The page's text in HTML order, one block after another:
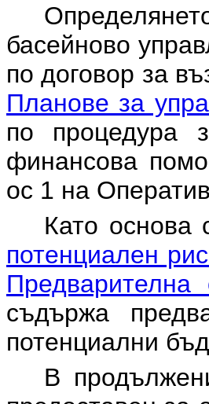
басейново
по договор за
Планове за
по процедура
финансова
ос 1 на
Като основа
потенциален
съдържа
потенциални
В